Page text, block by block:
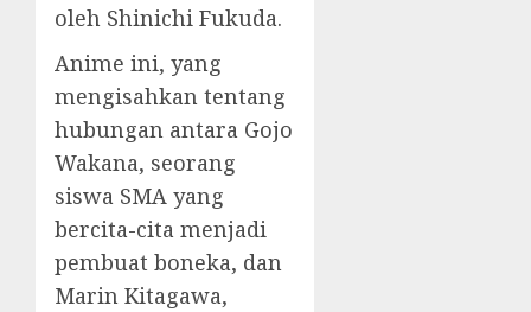
oleh Shinichi Fukuda.
Anime ini, yang
mengisahkan tentang
hubungan antara Gojo
Wakana, seorang
siswa SMA yang
bercita-cita menjadi
pembuat boneka, dan
Marin Kitagawa,